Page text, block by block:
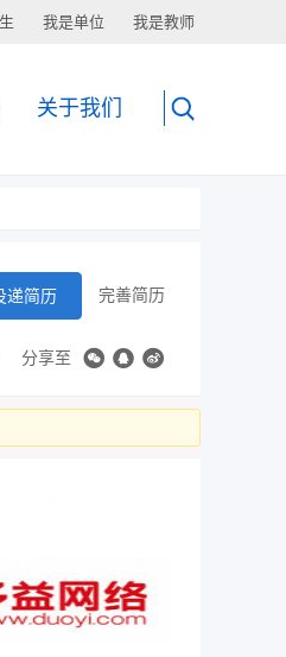
我是单位 我是教师
关于我们
递简历 完善简历
分享至